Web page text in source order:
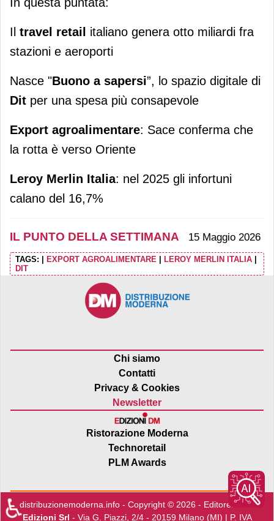
Il travel retail
italiano genera otto miliardi fra
stazioni e aeroporti
Nasce "Buono a sapersi”, lo spazio digitale di
Dit per una spesa più consapevole
Export agroalimentare: Sace conferma che
la rotta è verso Oriente
Leroy Merlin Italia: nel 2025 gli infortuni
calano del 16,7%
IL PUNTO DELLA SETTIMANA 15 Maggio 2026
TAGS: EXPORT AGROALIMENTARE LEROY MERLIN ITALIA
DIT
Chi siamo
Contatti
Privacy & Cookies
Newsletter
Ristorazione Moderna
Technoretail
PLM Awards
distribuzionemoderna.info - Copyright © 2026 - Editore:Edra
Edizioni Srl - Via G. Piazzi, 2/4 - 20159 Milano (MI) | P. IVA